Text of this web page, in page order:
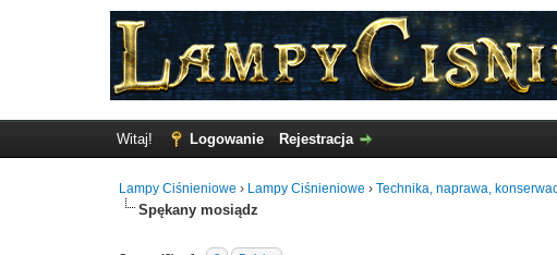
Witaj! Logowanie Rejestracja
Lampy Ciśnieniowe › Lampy Ciśnieniowe ›Technika, naprawa,
Spękany mosiądz